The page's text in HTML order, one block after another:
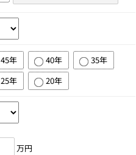
45年 40年
35年
25年 20年
万円